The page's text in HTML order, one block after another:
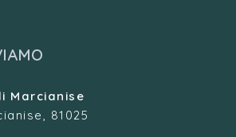
Marcianise
81025